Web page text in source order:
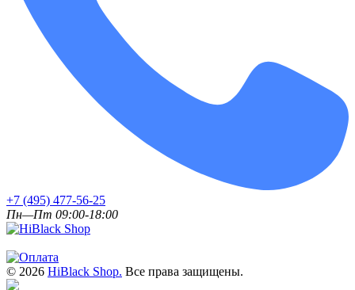
+7 (495) 477-56-25
Пн—Пт 09:00-18:00
© 2026 HiBlack Shop. Все права защищены.